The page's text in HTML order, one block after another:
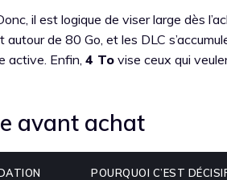
il est logique de viser large dès
de 80 Go, et les DLC
active. Enfin, 4 To vise ceux qui
avant achat
POURQUOI C’EST